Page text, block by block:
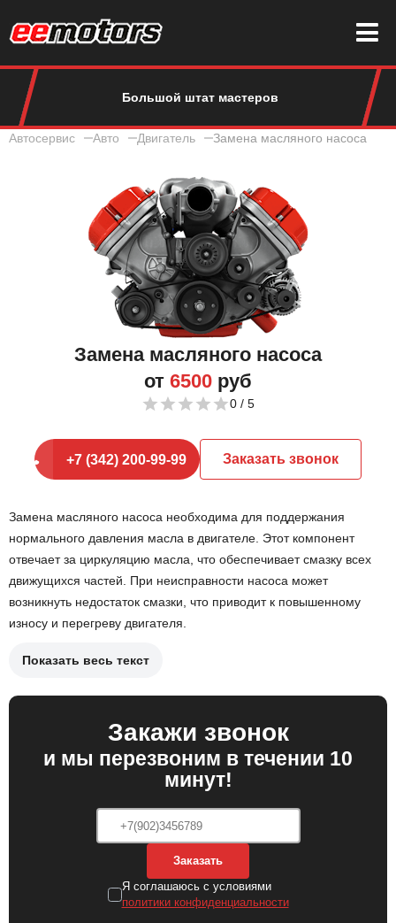
Автосервис Авто Двигатель Замена масляного насоса
Замена масляного насоса
от 6500 руб
0
+7 (342) 200-99-99 Заказать звонок
Большой штат мастеров
Замена масляного насоса необходима для поддержания
нормального давления масла в двигателе. Этот компонент
отвечает за циркуляцию масла, что обеспечивает смазку всех
движущихся частей. При неисправности насоса может
возникнуть недостаток смазки, что приводит к повышенному
износу и перегреву двигателя.
нового насоса.
Установка нового масляного насоса и проверка его
После замены масляного насоса автомобиля
восстанавливается нормальное давление масла, что улучшает
смазку двигателя и предотвращает его перегрев. Это также
способствует увеличению срока службы двигателя и снижению
риска серьезных поломок.
Показать весь текст
Закажи звонок
и мы перезвоним в течении 10
минут!
Заказать
Я соглашаюсь с условиями
политики конфиденциальности